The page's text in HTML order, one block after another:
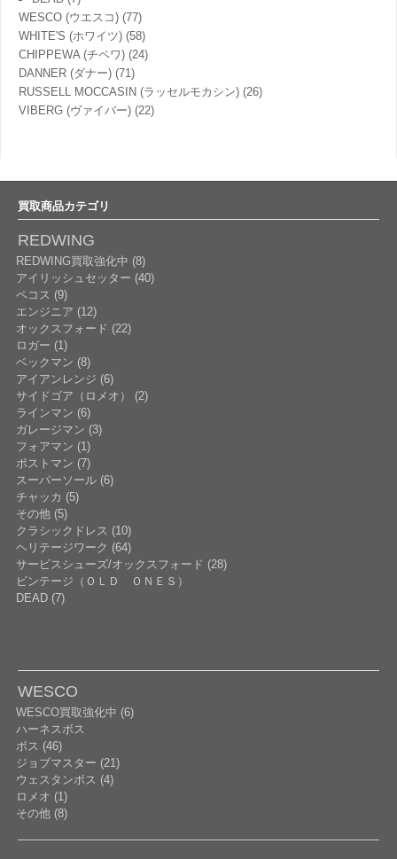
WESCO (ウエスコ) (77)
WHITE'S (ホワイツ) (58)
CHIPPEWA (チペワ) (24)
DANNER (ダナー) (71)
RUSSELL MOCCASIN (ラッセルモカシン) (26)
VIBERG (ヴァイバー) (22)
買取商品カテゴリ
REDWING
REDWING買取強化中 (8)
アイリッシュセッター (40)
ペコス (9)
エンジニア (12)
オックスフォード (22)
ロガー (1)
ベックマン (8)
アイアンレンジ (6)
サイドゴア（ロメオ） (2)
ラインマン (6)
ガレージマン (3)
フォアマン (1)
ポストマン (7)
スーパーソール (6)
チャッカ (5)
その他 (5)
クラシックドレス (10)
ヘリテージワーク (64)
サービスシューズ/オックスフォード (28)
ビンテージ（ＯＬＤ ＯＮＥＳ）
DEAD (7)
WESCO
WESCO買取強化中 (6)
ハーネスボス
ボス (46)
ジョブマスター (21)
ウェスタンボス (4)
ロメオ (1)
その他 (8)